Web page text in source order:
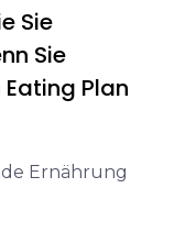
Sie
Sie
Plan
Ernährung